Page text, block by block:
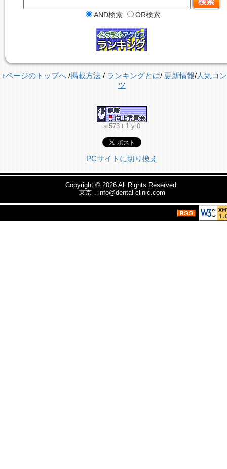
AND検索 OR検索
↑ページのトップへ/掲載方法/ ランキングとは/ 更新情報/人気コ
ツ
a:573 t:1 y:0
PCサイトに切り換え
Copyright © 2026 All Rights Reserved.
東京，info@dental-clinic.com